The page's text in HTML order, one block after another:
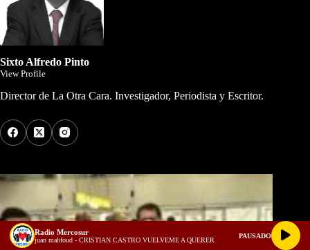
Sixto Alfredo Pinto
View Profile
Director de La Otra Cara. Investigador, Periodista y Escritor.
Radio Mercosur
juan mahfoud - CRISTIAN CASTRO VUELVEME A QUERER
PAUSADO